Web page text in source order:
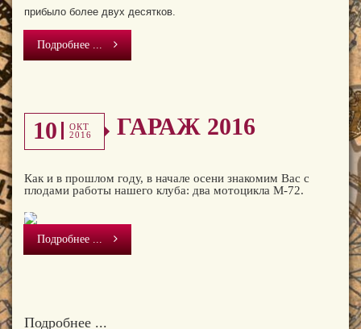
прибыло более двух десятков.
Подробнее ...
10
ОКТ
2016
ГАРАЖ 2016
Как и в прошлом году, в начале осени знакомим Ваc c
плодами работы нашего клуба: два мотоцикла М-72.
Подробнее ...
Подробнее ...